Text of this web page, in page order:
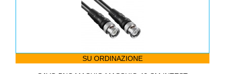
SU ORDINAZIONE